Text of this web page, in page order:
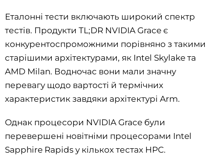
Еталонні тести включають широкий спектр
тестів. Продукти TL;DR NVIDIA Grace є
конкурентоспроможними порівняно з такими
старішими архітектурами, як Intel Skylake та
AMD Milan. Водночас вони мали значну
перевагу щодо вартості й термічних
характеристик завдяки архітектурі Arm.
Однак процесори NVIDIA Grace були
перевершені новітніми процесорами Intel
Sapphire Rapids у кількох тестах HPC.